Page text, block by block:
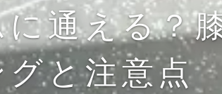
通える？
と注意点